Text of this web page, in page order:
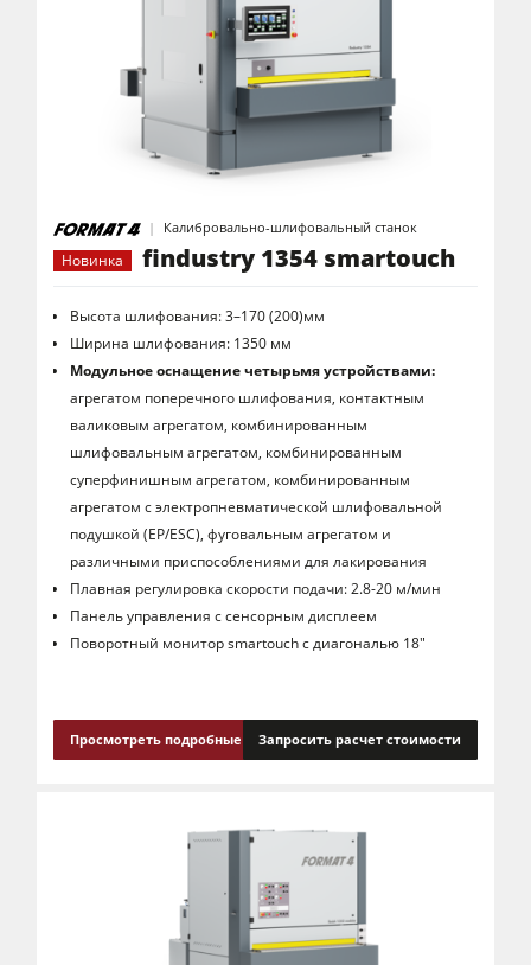
Калибровально-шлифовальный станок
Новинка
findustry 1354 smartouch
Высота шлифования: 3–170 (200)мм
Ширина шлифования: 1350 мм
Модульное оснащение четырьмя устройствами:
агрегатом поперечного шлифования, контактным
валиковым агрегатом, комбинированным
шлифовальным агрегатом, комбинированным
суперфинишным агрегатом, комбинированным
агрегатом с электропневматической шлифовальной
подушкой (EP/ESC), фуговальным агрегатом и
различными приспособлениями для лакирования
Плавная регулировка скорости подачи: 2.8-20 м/мин
Панель управления с сенсорным дисплеем
Поворотный монитор smartouch с диагональю 18"
Просмотреть подробные сведенияЗапросить расчет стоимости